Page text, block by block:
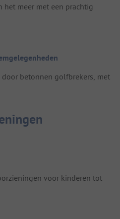
meer met een prachtig
betonnen golfbrekers, met
voor kinderen tot